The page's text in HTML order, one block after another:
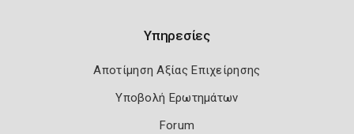
Υπηρεσίες
Αποτίμηση Αξίας Επιχείρησης
Υποβολή Ερωτημάτων
Forum